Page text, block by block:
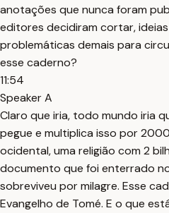
anotações que nunca foram
editores decidiram cortar,
problemáticas demais para
esse caderno?
11:54
Speaker A
Claro que iria, todo mundo iria
pegue e multiplica isso por
ocidental, uma religião com 2
documento que foi enterrado
sobreviveu por milagre. Esse
Evangelho de Tomé. E o que